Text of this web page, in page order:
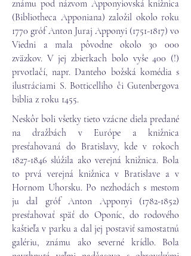
známu pod názvom Apponyiovská knižnica
(Bibliotheca Apponiana) založil okolo roku
1770 gróf Anton Juraj Apponyi (1751-1817) vo
Viedni a mala pôvodne okolo 30 000
zväzkov. V jej zbierkach bolo vyše 400 (!)
prvotlačí, napr. Danteho božská komédia s
ilustráciami S. Botticelliho či Gutenbergova
biblia z roku 1455.
Neskôr boli všetky tieto vzácne diela predané
na dražbách v Európe a knižnica
presťahovaná do Bratislavy, kde v rokoch
1827-1846 slúžila ako verejná knižnica. Bola
to prvá verejná knižnica v Bratislave a v
Hornom Uhorsku. Po nezhodách s mestom
ju dal gróf Anton Apponyi (1782-1852)
presťahovať späť do Oponíc, do rodového
kaštieľa v parku a dal jej postaviť samostatnú
galériu, známu ako severné krídlo. Bola